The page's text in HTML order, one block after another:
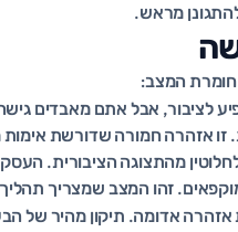
מראש.
חומרת המצב:
לציבור, אבל אתם מאבדים
זו אזהרה חמורה שדורשת
מהתצוגה הציבורית.
זהו המצב שמצריך
אדומה. תיקון מהיר של